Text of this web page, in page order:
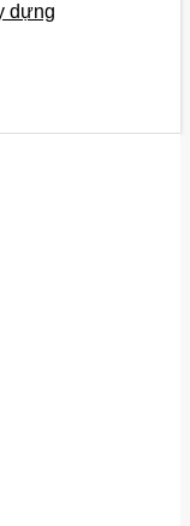
dựng